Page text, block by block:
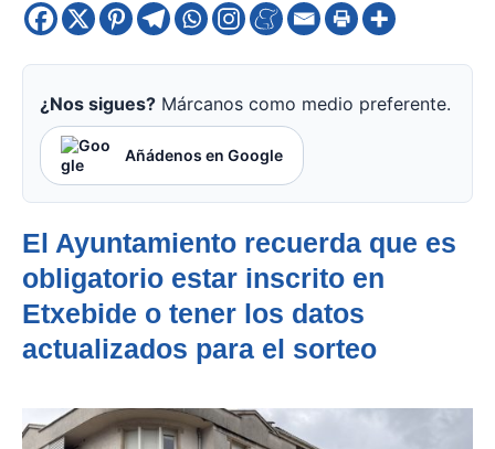
¿Nos sigues? Márcanos como medio preferente.
Añádenos en Google
El Ayuntamiento recuerda que es
obligatorio estar inscrito en
Etxebide o tener los datos
actualizados para el sorteo